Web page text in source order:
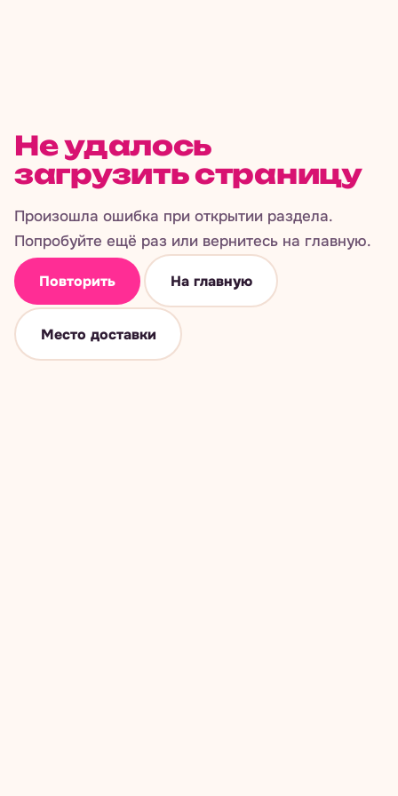
Не удалось
загрузить страницу
Произошла ошибка при открытии раздела.
Попробуйте ещё раз или вернитесь на главную.
Повторить На главную
Место доставки